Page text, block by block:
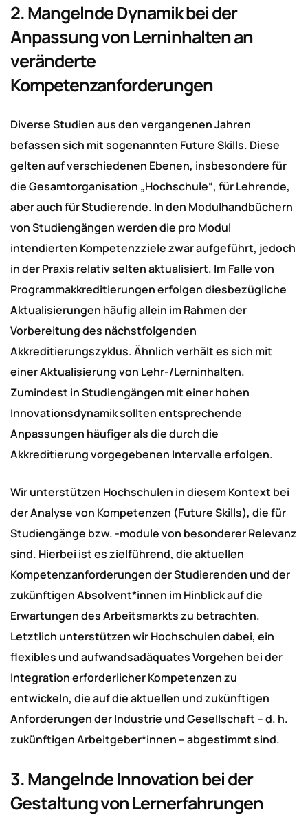
2. Mangelnde Dynamik bei der
Anpassung von Lerninhalten an
veränderte
Kompetenzanforderungen
Diverse Studien aus den vergangenen Jahren
befassen sich mit sogenannten Future Skills. Diese
gelten auf verschiedenen Ebenen, insbesondere für
die Gesamtorganisation „Hochschule“, für Lehrende,
aber auch für Studierende. In den Modulhandbüchern
von Studiengängen werden die pro Modul
intendierten Kompetenzziele zwar aufgeführt, jedoch
in der Praxis relativ selten aktualisiert. Im Falle von
Programmakkreditierungen erfolgen diesbezügliche
Aktualisierungen häufig allein im Rahmen der
Vorbereitung des nächstfolgenden
Akkreditierungszyklus. Ähnlich verhält es sich mit
einer Aktualisierung von Lehr-/Lerninhalten.
Zumindest in Studiengängen mit einer hohen
Innovationsdynamik sollten entsprechende
Anpassungen häufiger als die durch die
Akkreditierung vorgegebenen Intervalle erfolgen.
Wir unterstützen Hochschulen in diesem Kontext bei
der Analyse von Kompetenzen (Future Skills), die für
Studiengänge bzw. -module von besonderer Relevanz
sind. Hierbei ist es zielführend, die aktuellen
Kompetenzanforderungen der Studierenden und der
zukünftigen Absolvent*innen im Hinblick auf die
Erwartungen des Arbeitsmarkts zu betrachten.
Letztlich unterstützen wir Hochschulen dabei, ein
flexibles und aufwandsadäquates Vorgehen bei der
Integration erforderlicher Kompetenzen zu
entwickeln, die auf die aktuellen und zukünftigen
Anforderungen der Industrie und Gesellschaft – d. h.
zukünftigen Arbeitgeber*innen – abgestimmt sind.
3. Mangelnde Innovation bei der
Gestaltung von Lernerfahrungen